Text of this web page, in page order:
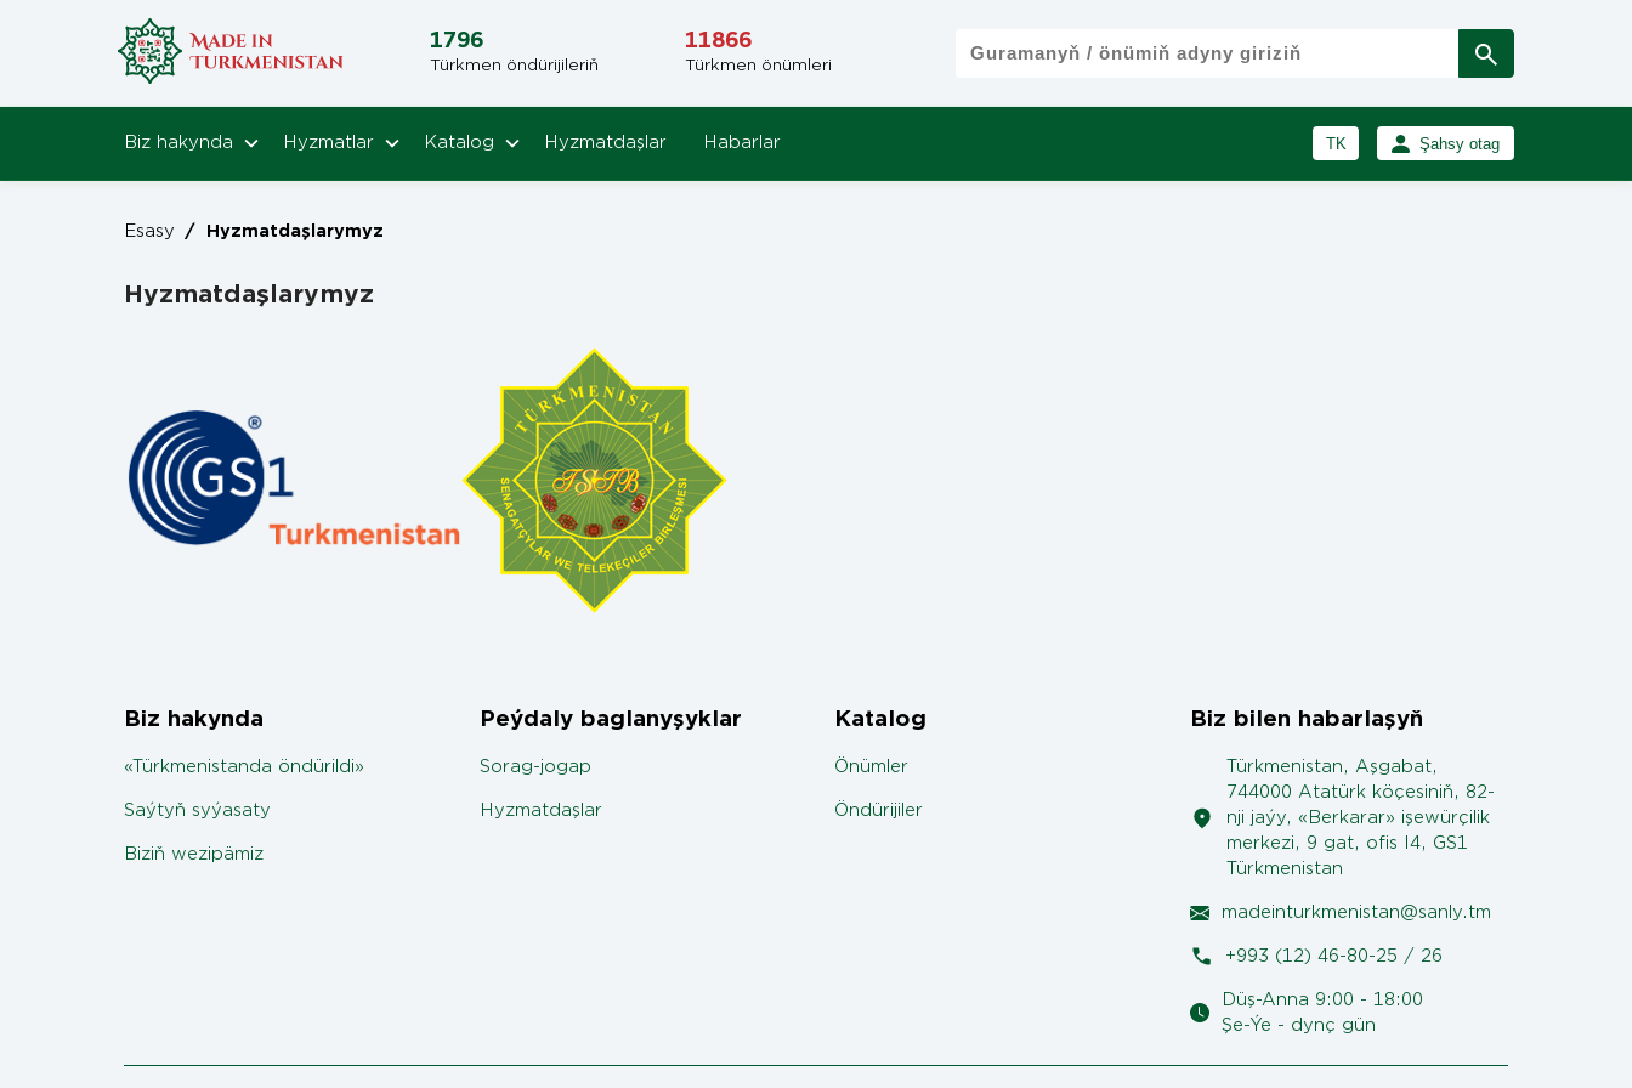
1796
Türkmen öndürijileriň
11866
Türkmen önümleri
Biz hakynda Hyzmatlar Katalog Hyzmatdaşlar Habarlar TK
RU
Şahsy otag
Esasy / Hyzmatdaşlarymyz
Hyzmatdaşlarymyz
Biz hakynda
«Türkmenistanda öndürildi»
Saýtyň syýasaty
Biziň wezipämiz
Peýdaly baglanyşyklar
Sorag-jogap
Hyzmatdaşlar
Katalog
Önümler
Öndürijiler
Biz bilen habarlaşyň
Türkmenistan, Aşgabat,
744000 Atatürk köçesiniň, 82-
nji jaýy, «Berkarar» işewürçilik
merkezi, 9 gat, ofis I4, GS1
Türkmenistan
madeinturkmenistan@sanly.tm
+993 (12) 46-80-25 / 26
Düş-Anna 9:00 - 18:00
Şe-Ýe - dynç gün